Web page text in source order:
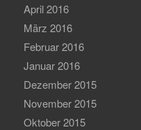
April 2016
März 2016
Februar 2016
Januar 2016
Dezember 2015
November 2015
Oktober 2015